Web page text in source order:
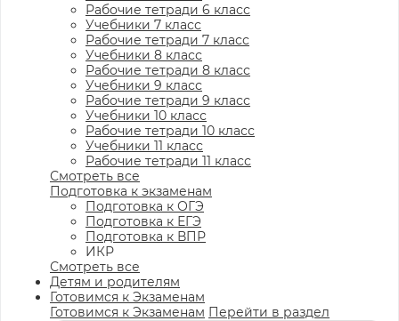
Рабочие тетради 6 класс
Учебники 7 класс
Рабочие тетради 7 класс
Учебники 8 класс
Рабочие тетради 8 класс
Учебники 9 класс
Рабочие тетради 9 класс
Учебники 10 класс
Рабочие тетради 10 класс
Учебники 11 класс
Рабочие тетради 11 класс
Смотреть все
Подготовка к экзаменам
Подготовка к ОГЭ
Подготовка к ЕГЭ
Подготовка к ВПР
ИКР
Смотреть все
Детям и родителям
Готовимся к Экзаменам
Готовимся к Экзаменам Перейти в раздел